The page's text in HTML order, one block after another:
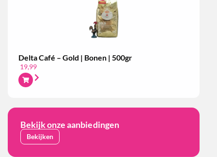
Delta Café – Gold | Bonen | 500gr
19,99
Bekijk onze aanbiedingen
Bekijken